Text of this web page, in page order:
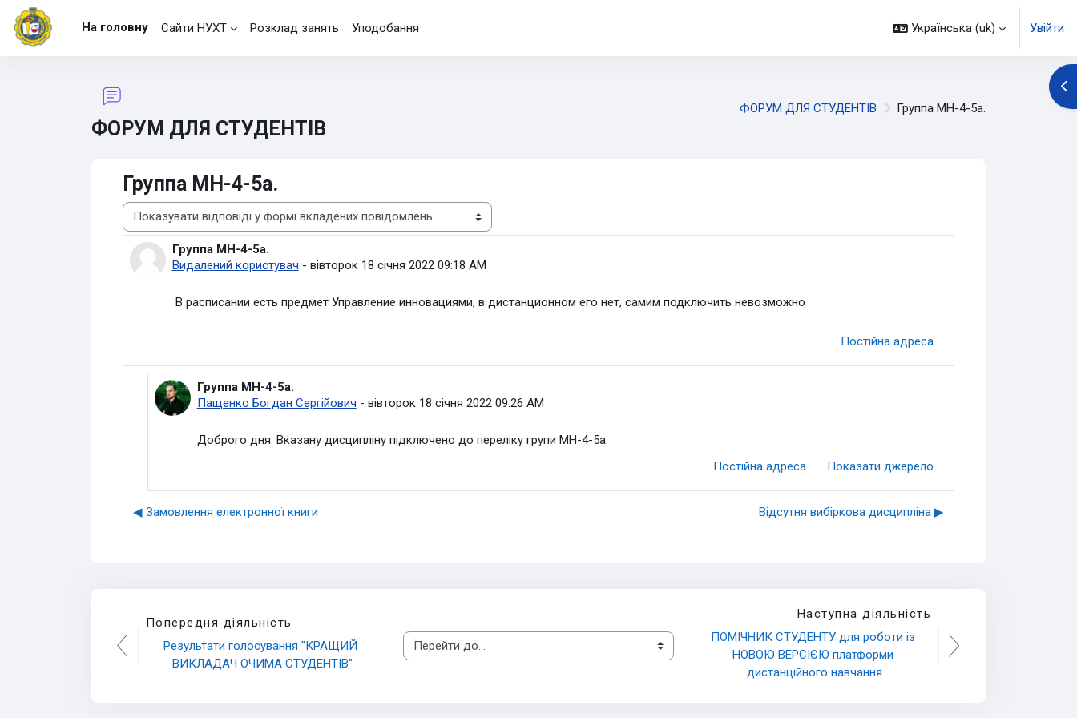
Перейти до головного вмісту
На головну
Сайти НУХТ Розклад занять Уподобання Українська ‎(uk)‎ Увійти
ФОРУМ ДЛЯ СТУДЕНТІВ
ФОРУМ ДЛЯ СТУДЕНТІВ Группа МН-4-5а.
Группа МН-4-5а.
Тип показу
Группа МН-4-5а.
Видалений користувач - вівторок 18 січня 2022 09:18 AM
Кількість відповідей: 1
В расписании есть предмет Управление инновациями, в дистанционном его нет, самим подключить невозможно
Постійна адреса
У відповідь на Видалений користувач
Группа МН-4-5а.
Пащенко Богдан Сергійович - вівторок 18 січня 2022 09:26 AM
Доброго дня. Вказану дисципліну підключено до переліку групи МН-4-5а.
Постійна адреса
Показати джерело
◀︎ Замовлення електронної книги Відсутня вибіркова дисципліна ▶︎
Попередня діяльність
Результати голосування "КРАЩИЙ
ВИКЛАДАЧ ОЧИМА СТУДЕНТІВ"
Перейти до...
Наступна діяльність
ПОМІЧНИК СТУДЕНТУ для роботи із
НОВОЮ ВЕРСІЄЮ платформи
дистанційного навчання